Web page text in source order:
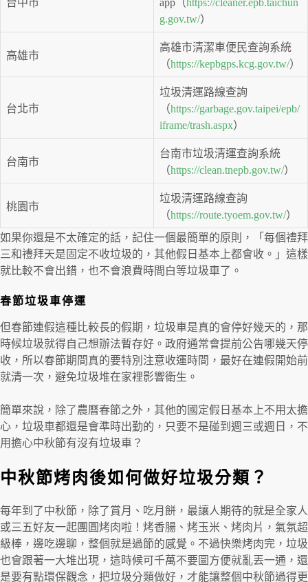
台中市 app（ https://cleaner.epb.taichun
g.gov.tw/）
高雄市
高雄市清潔車便民查詢系統
（https://kepbgps.kcg.gov.tw/）
台北市
垃圾清運路線查詢
（https://garbage.gov.taipei/epb/
iframe/trash.aspx）
台南市
台南市垃圾清運查詢系統
（https://clean.tnepb.gov.tw/）
桃園市
垃圾清運路線查詢
（https://route.tyoem.gov.tw/）
如果你還是不太確定的話，記住一個最簡單的原則，「每個禮拜
三和禮拜天是固定不收垃圾的，其他假日基本上都會收。」這樣
就比較不會出錯，也不會浪費時間白等垃圾車了。
春節垃圾車停運
但春節連假這種比較長的假期，垃圾車是真的會停好幾天的，那
時候垃圾就得自己想辦法暫存好。政府通常會提前公告哪幾天停
收，所以春節期間真的要特別注意收運時間，最好在連假開始前
就清一次，避免垃圾堆在家裡影響衛生。
簡單來說，除了農曆春節之外，其他的國定假日基本上不用太擔
心，垃圾車都還是會準時出勤的，只要不是碰到週三或週日，不
用擔心中秋節有沒有垃圾車？
中秋節烤肉後如何做好垃圾分類？
每年到了中秋節，除了賞月、吃月餅，最讓人期待的就是全家人
或三五好友一起團圓烤肉啦！烤香腸、烤玉米、烤肉片，氣氛超
級棒，邊吃邊聊，整個就是過節的感覺。不過快樂烤肉完，垃圾
也會跟著一大堆出現，這時候可千萬不要圖方便就亂丟一通，還
是要有點環保觀念，把垃圾分類做好，才能讓整個中秋節過得更